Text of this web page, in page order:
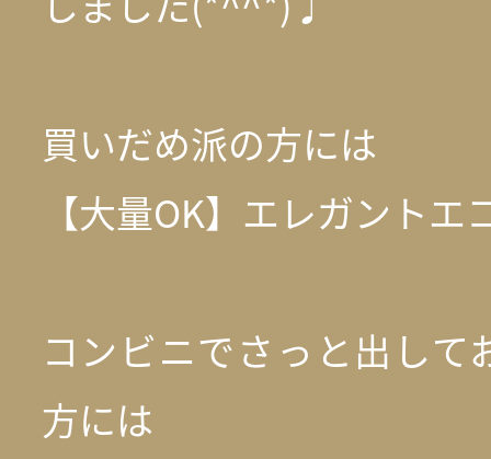
買いだめ派の方には
【大量OK】エレガント
コンビニでさっと出して
方には